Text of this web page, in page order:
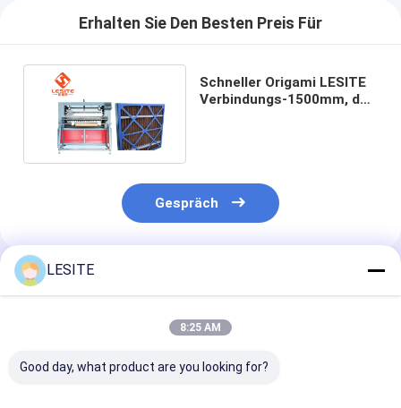
Automatische Nietmaschine
Rahmen-Schweißer
Klimaanlage Hepa-Filter
Aluminiumbeutelfilter
Origami, der Maschine faltet
nähende Ultraschallmaschine
Luftfilter Rahmenmachmaschine
Erhalten Sie Den Besten Preis Für
Schneller Origami LESITE
Verbindungs-1500mm, der
Gespräch
Empfohlene Produkte
LESITE
8:25 AM
Good day, what product are you looking for?